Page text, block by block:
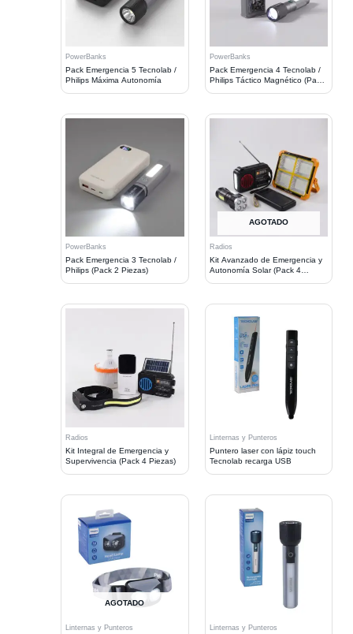
PowerBanks
Pack Emergencia 5 Tecnolab /
Philips Máxima Autonomía
PowerBanks
Pack Emergencia 4 Tecnolab /
Philips Táctico Magnético (Pack
PowerBanks
Pack Emergencia 3 Tecnolab /
Philips (Pack 2 Piezas)
AGOTADO
Radios
Kit Avanzado de Emergencia y
Autonomía Solar (Pack 4
Radios
Kit Integral de Emergencia y
Supervivencia (Pack 4 Piezas)
Linternas y Punteros
Puntero laser con lápiz touch
Tecnolab recarga USB
AGOTADO
Linternas y Punteros Linternas y Punteros